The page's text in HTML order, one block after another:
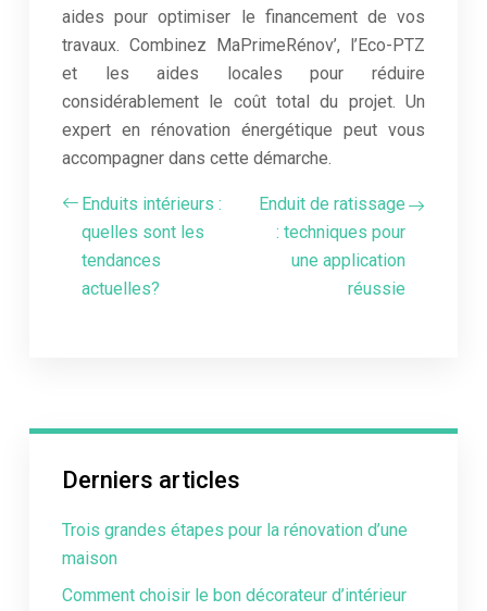
aides pour optimiser le financement de vos
travaux. Combinez MaPrimeRénov’, l’Eco-PTZ
et les aides locales pour réduire
considérablement le coût total du projet. Un
expert en rénovation énergétique peut vous
accompagner dans cette démarche.
Enduits intérieurs :
quelles sont les
tendances
actuelles?
Enduit de ratissage
: techniques pour
une application
réussie
Derniers articles
Trois grandes étapes pour la rénovation d’une
maison
Comment choisir le bon décorateur d’intérieur